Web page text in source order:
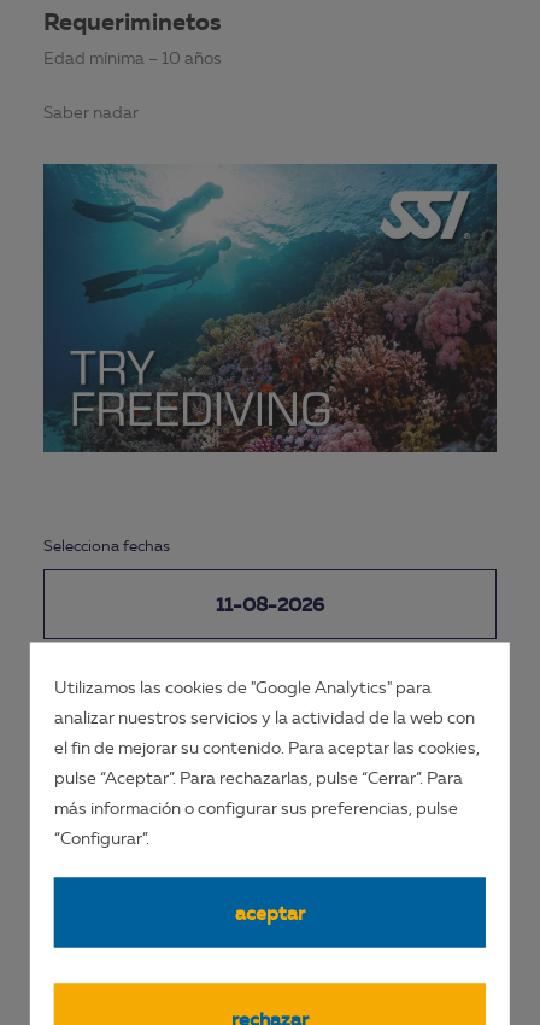
Requeriminetos
Edad mínima – 10 años
Saber nadar
Selecciona fechas
reserva desde 160,00€
PUNTOS DE BUCEO
Utilizamos las cookies de "Google Analytics" para
analizar nuestros servicios y la actividad de la web con
el fin de mejorar su contenido. Para aceptar las cookies,
pulse “Aceptar”. Para rechazarlas, pulse “Cerrar”. Para
más información o configurar sus preferencias, pulse
“Configurar”.
aceptar
rechazar